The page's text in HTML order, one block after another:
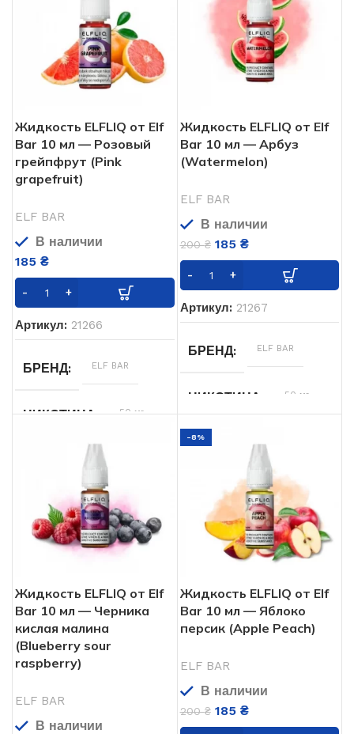
Жидкость ELFLIQ от Elf
Bar 10 мл — Розовый
грейпфрут (Pink
grapefruit)
ELF BAR
В наличии
185 ₴
Артикул: 21266
БРЕНД ELF BAR
НИКОТИНА 50 мг
Жидкость ELFLIQ от Elf
Bar 10 мл — Арбуз
(Watermelon)
ELF BAR
В наличии
200₴ 185 ₴
Артикул: 21267
БРЕНД ELF BAR
НИКОТИНА 50 мг
Жидкость ELFLIQ от Elf
Bar 10 мл — Черника
кислая малина
(Blueberry sour
raspberry)
ELF BAR
В наличии
-8%
Жидкость ELFLIQ от Elf
Bar 10 мл — Яблоко
персик (Apple Peach)
ELF BAR
В наличии
200₴ 185 ₴